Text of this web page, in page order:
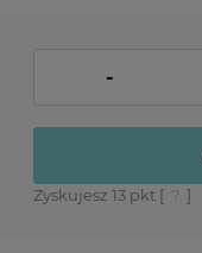
-
Zyskujesz 13 pkt [ ? ]